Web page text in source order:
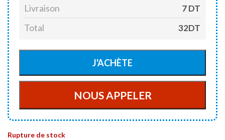
Livraison 7 DT
Total 32DT
Rupture de stock